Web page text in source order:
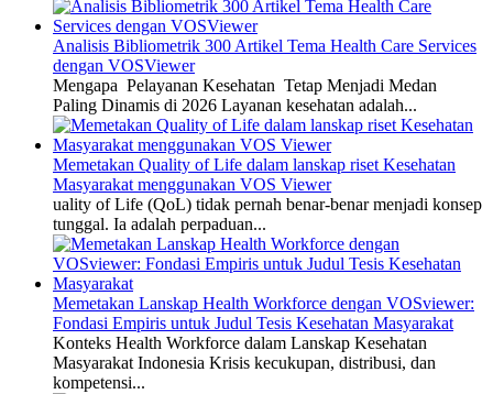
Analisis Bibliometrik 300 Artikel Tema Health Care Services
dengan VOSViewer
Mengapa Pelayanan Kesehatan Tetap Menjadi Medan
Paling Dinamis di 2026 Layanan kesehatan adalah...
Memetakan Quality of Life dalam lanskap riset Kesehatan
Masyarakat menggunakan VOS Viewer
uality of Life (QoL) tidak pernah benar-benar menjadi konsep
tunggal. Ia adalah perpaduan...
Memetakan Lanskap Health Workforce dengan VOSviewer:
Fondasi Empiris untuk Judul Tesis Kesehatan Masyarakat
Konteks Health Workforce dalam Lanskap Kesehatan
Masyarakat Indonesia Krisis kecukupan, distribusi, dan
kompetensi...